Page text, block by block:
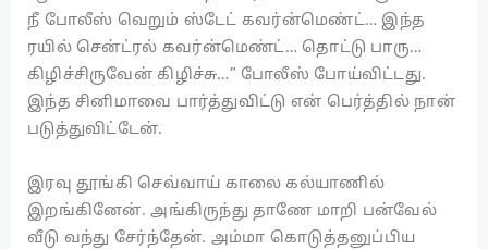
நீ போலீஸ் வெறும் ஸ்டேட் கவர்ன்மெண்ட்… இந்த
ரயில் சென்ட்ரல் கவர்ன்மெண்ட்… தொட்டு பாரு…
கிழிச்சிருவேன் கிழிச்சு…” போலீஸ் போய்விட்டது.
இந்த சினிமாவை பார்த்துவிட்டு என் பெர்த்தில் நான்
படுத்துவிட்டேன்.
இரவு தூங்கி செவ்வாய் காலை கல்யாணில்
இறங்கினேன். அங்கிருந்து தாணே மாறி பன்வேல்
வீடு வந்து சேர்ந்தேன். அம்மா கொடுத்தனுப்பிய